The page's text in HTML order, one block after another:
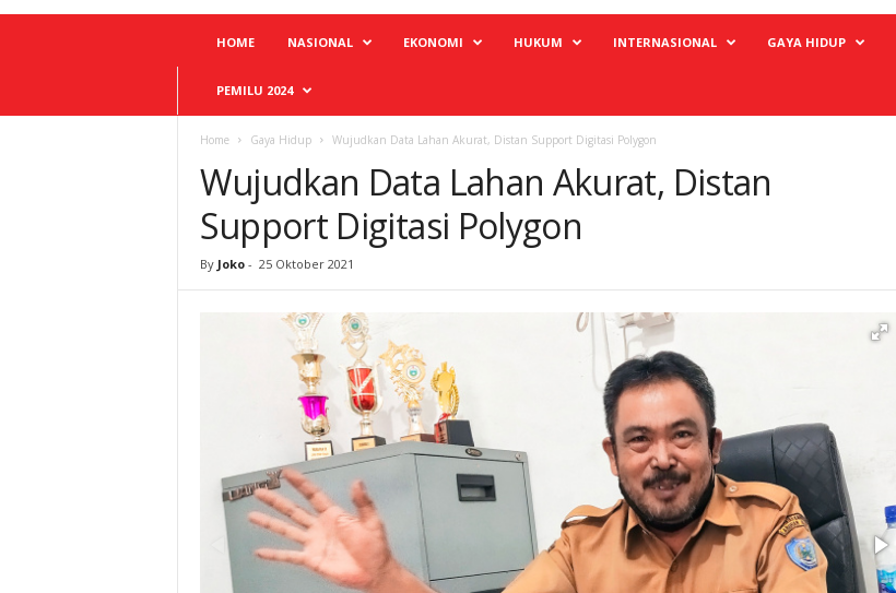
HOME NASIONAL EKONOMI HUKUM INTERNASIONAL GAYA HIDUP
PEMILU 2024
Home Gaya Hidup Wujudkan Data Lahan Akurat, Distan Support Digitasi Polygon
Wujudkan Data Lahan Akurat, Distan
Support Digitasi Polygon
By Joko - 25 Oktober 2021